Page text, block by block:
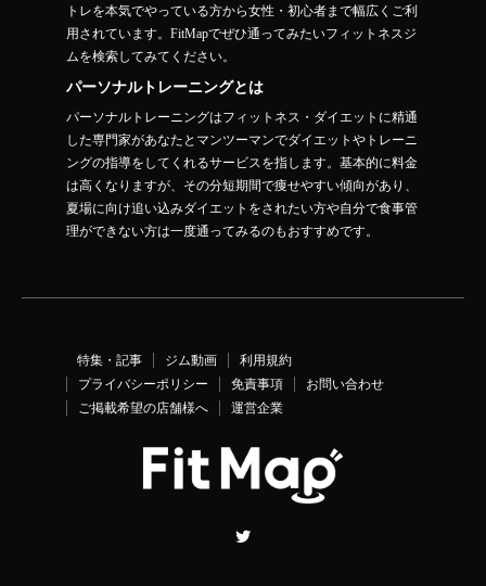
トレを本気でやっている方から女性・初心者まで幅広くご利
用されています。FitMapでぜひ通ってみたいフィットネスジ
ムを検索してみてください。
パーソナルトレーニングとは
パーソナルトレーニングはフィットネス・ダイエットに精通
した専門家があなたとマンツーマンでダイエットやトレーニ
ングの指導をしてくれるサービスを指します。基本的に料金
は高くなりますが、その分短期間で痩せやすい傾向があり、
夏場に向け追い込みダイエットをされたい方や自分で食事管
理ができない方は一度通ってみるのもおすすめです。
特集・記事 ジム動画
利用規約
プライバシーポリシー
免責事項
お問い合わせ
ご掲載希望の店舗様へ
運営企業